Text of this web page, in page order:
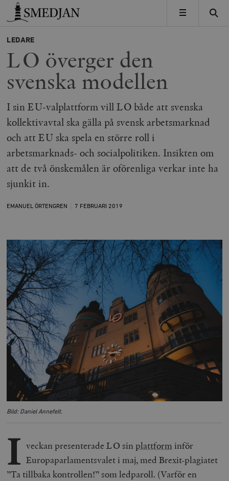
Timbro
MENY
LEDARE
LO överger den
svenska modellen
I sin EU-valplattform vill LO både att svenska
kollektivavtal ska gälla på svensk arbetsmarknad
och att EU ska spela en större roll i
arbetsmarknads- och socialpolitiken. Insikten om
att de två önskemålen är oförenliga verkar inte ha
sjunkit in.
EMANUEL ÖRTENGREN 7 FEBRUARI 2019
Bild: Daniel Annefelt.
I veckan presenterade LO sin plattforminför
Europaparlamentsvalet i maj, med Brexit-plagiatet
”Ta tillbaka kontrollen!” som ledparoll. (Varför en